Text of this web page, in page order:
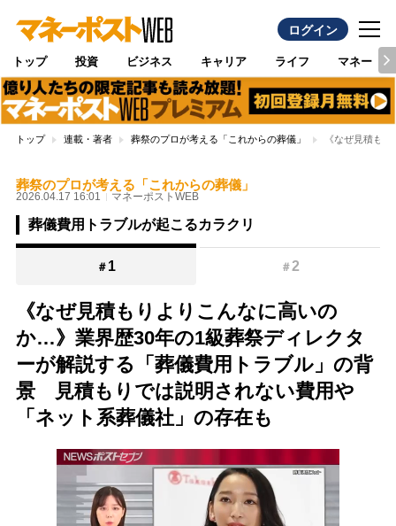
ログイン
トップ 投資 ビジネス キャリア ライフ マネー
トップ 連載・著者 葬祭のプロが考える「これからの葬儀」 《なぜ見積も
葬祭のプロが考える「これからの葬儀」
2026.04.17 16:01 マネーポストWEB
葬儀費用トラブルが起こるカラクリ
＃ 1 ＃2
《なぜ見積もりよりこんなに高いの
か…》業界歴30年の1級葬祭ディレクタ
ーが解説する「葬儀費用トラブル」の背
景 見積もりでは説明されない費用や
「ネット系葬儀社」の存在も